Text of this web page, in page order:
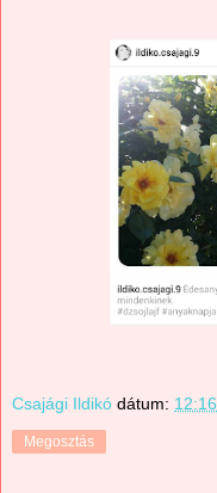
Csajági Ildikó dátum: 12:16
Megosztás